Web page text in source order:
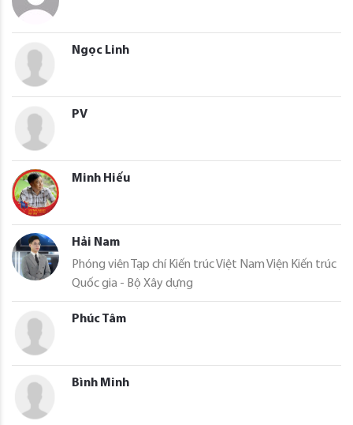
Ngọc Linh
PV
Minh Hiếu
Hải Nam
Phóng viên Tạp chí Kiến trúc Việt Nam Viện Kiến trúc
Quốc gia - Bộ Xây dựng
Phúc Tâm
Bình Minh